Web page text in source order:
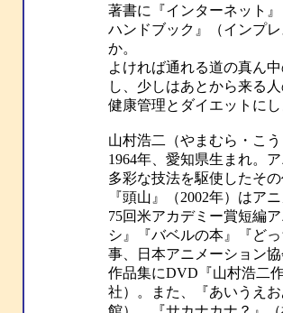
著書に『インターネット
ハンドブック』（インプ
か。
よければ通れる道の真ん
し、少しはあとから来る
健康管理とダイエットに
山村浩二（やまむら・こう
1964年、愛知県生まれ。
多彩な技法を駆使したそ
『頭山』（2002年）はア
75回米アカデミー賞短編
シ』『バベルの本』『ど
事、日本アニメーション協
作品集にDVD『山村浩二
社）。また、『あいうえ